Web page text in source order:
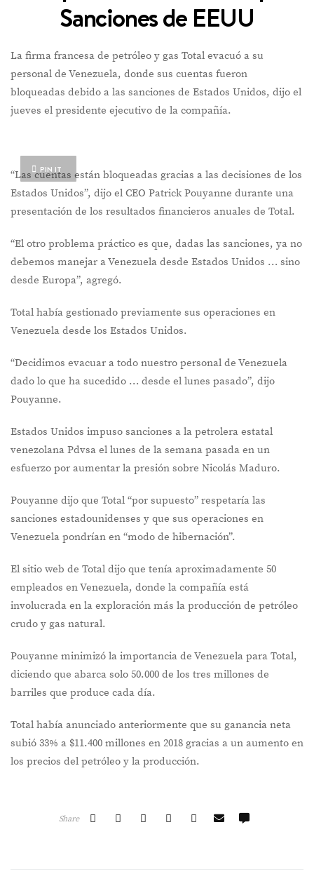
Sanciones de EEUU
La firma francesa de petróleo y gas Total evacuó a su
personal de Venezuela, donde sus cuentas fueron
bloqueadas debido a las sanciones de Estados Unidos, dijo el
jueves el presidente ejecutivo de la compañía.
PIN IT
“Las cuentas están bloqueadas gracias a las decisiones de los
Estados Unidos”, dijo el CEO Patrick Pouyanne durante una
presentación de los resultados financieros anuales de Total.
“El otro problema práctico es que, dadas las sanciones, ya no
debemos manejar a Venezuela desde Estados Unidos … sino
desde Europa”, agregó.
Total había gestionado previamente sus operaciones en
Venezuela desde los Estados Unidos.
“Decidimos evacuar a todo nuestro personal de Venezuela
dado lo que ha sucedido … desde el lunes pasado”, dijo
Pouyanne.
Estados Unidos impuso sanciones a la petrolera estatal
venezolana Pdvsa el lunes de la semana pasada en un
esfuerzo por aumentar la presión sobre Nicolás Maduro.
Pouyanne dijo que Total “por supuesto” respetaría las
sanciones estadounidenses y que sus operaciones en
Venezuela pondrían en “modo de hibernación”.
El sitio web de Total dijo que tenía aproximadamente 50
empleados en Venezuela, donde la compañía está
involucrada en la exploración más la producción de petróleo
crudo y gas natural.
Pouyanne minimizó la importancia de Venezuela para Total,
diciendo que abarca solo 50.000 de los tres millones de
barriles que produce cada día.
Total había anunciado anteriormente que su ganancia neta
subió 33% a $11.400 millones en 2018 gracias a un aumento en
los precios del petróleo y la producción.
Share